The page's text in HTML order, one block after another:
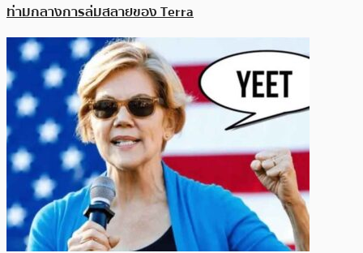
ท่ามกลางการล่มสลายของ Terra